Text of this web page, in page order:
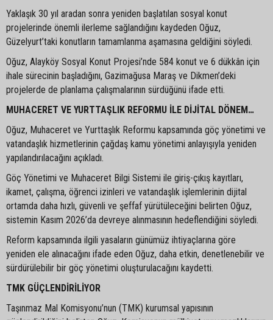
Yaklaşık 30 yıl aradan sonra yeniden başlatılan sosyal konut
projelerinde önemli ilerleme sağlandığını kaydeden Oğuz,
Güzelyurt’taki konutların tamamlanma aşamasına geldiğini söyledi.
Oğuz, Alayköy Sosyal Konut Projesi’nde 584 konut ve 6 dükkân için
ihale sürecinin başladığını, Gazimağusa Maraş ve Dikmen’deki
projelerde de planlama çalışmalarının sürdüğünü ifade etti.
MUHACERET VE YURTTAŞLIK REFORMU İLE DİJİTAL DÖNEM…
Oğuz, Muhaceret ve Yurttaşlık Reformu kapsamında göç yönetimi ve
vatandaşlık hizmetlerinin çağdaş kamu yönetimi anlayışıyla yeniden
yapılandırılacağını açıkladı.
Göç Yönetimi ve Muhaceret Bilgi Sistemi ile giriş-çıkış kayıtları,
ikamet, çalışma, öğrenci izinleri ve vatandaşlık işlemlerinin dijital
ortamda daha hızlı, güvenli ve şeffaf yürütüleceğini belirten Oğuz,
sistemin Kasım 2026’da devreye alınmasının hedeflendiğini söyledi.
Reform kapsamında ilgili yasaların günümüz ihtiyaçlarına göre
yeniden ele alınacağını ifade eden Oğuz, daha etkin, denetlenebilir ve
sürdürülebilir bir göç yönetimi oluşturulacağını kaydetti.
TMK GÜÇLENDİRİLİYOR
Taşınmaz Mal Komisyonu’nun (TMK) kurumsal yapısının